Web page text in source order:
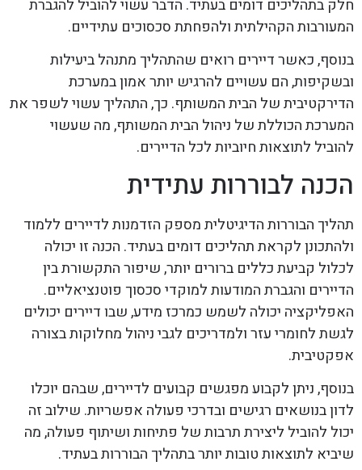
חלק בתהליכים דומים בעתיד. הדבר עשוי להוביל להגברת
המעורבות הקהילתית ולהפחתת סכסוכים עתידיים.
בנוסף, כאשר דיירים רואים שהתהליך מתנהל ביעילות
ובשקיפות, הם עשויים להרגיש יותר אמון במערכת
הדירקטיבית של הבית המשותף. כך, התהליך עשוי לשפר את
המערכת הכוללת של ניהול הבית המשותף, מה שעשוי
להוביל לתוצאות חיוביות לכל הדיירים.
הכנה לבוררות עתידית
תהליך הבוררות הדיגיטלית מספק הזדמנות לדיירים ללמוד
ולהתכונן לקראת תהליכים דומים בעתיד. הכנה זו יכולה
לכלול קביעת כללים ברורים יותר, שיפור התקשורת בין
הדיירים והגברת המודעות למוקדי סכסוך פוטנציאליים.
האפליקציה יכולה לשמש כמרכז מידע, שבו דיירים יכולים
לגשת לחומרי עזר ולמדריכים לגבי ניהול מחלוקות בצורה
אפקטיבית.
בנוסף, ניתן לקבוע מפגשים קבועים לדיירים, שבהם יוכלו
לדון בנושאים רגישים ובדרכי פעולה אפשריות. שילוב זה
יכול להוביל ליצירת תרבות של פתיחות ושיתוף פעולה, מה
שיביא לתוצאות טובות יותר בתהליך הבוררות בעתיד.